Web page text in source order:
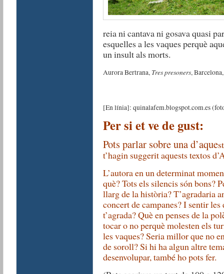
reia ni cantava ni gosava quasi
esquelles a les vaques perquè
un insult als morts.
Aurora Bertrana, Tres presoners,
[En línia]: quinalafem.blogspot.com.es
Per si et ve de gust:
Pots parlar sobre una d’aque
t’hagin suggerit aquests textos
L’autora en un determinat
què? Tots els silencis són bons?
llarg de la història? T’agradaria
concert de campanes? I sentir
t’agrada? Què en penses de la
tocar o no perquè molesten els
les vaques? Seria millor que no
de soroll? Si hi ha algun altre
desenvolupar, també ho pots fer.